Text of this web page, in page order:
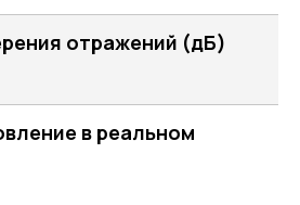
отражений (дБ)
в реальном